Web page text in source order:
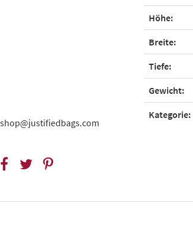
Höhe:
Breite:
Tiefe:
Gewicht:
Kategorie: